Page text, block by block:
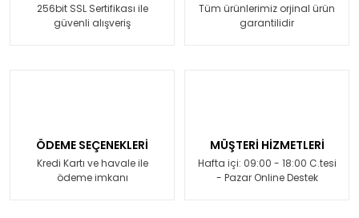
256bit SSL Sertifikası ile
güvenli alışveriş
Tüm ürünlerimiz orjinal ürün
garantilidir
ÖDEME SEÇENEKLERİ
Kredi Kartı ve havale ile
ödeme imkanı
MÜŞTERİ HİZMETLERİ
Hafta içi: 09:00 - 18:00 C.tesi
- Pazar Online Destek